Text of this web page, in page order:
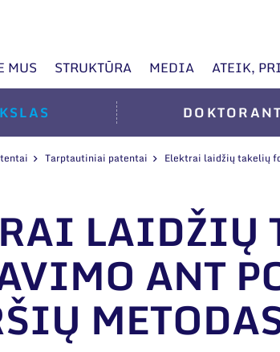
MUS STRUKTŪRA MEDIA ATEIK,
Tarptautiniai patentai Elektrai laidžių takelių
LAIDŽIŲ
ANT